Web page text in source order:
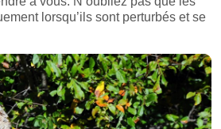
lorsqu’ils sont perturbés et se